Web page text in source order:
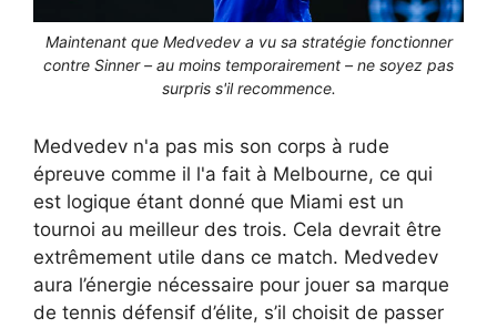
Maintenant que Medvedev a vu sa stratégie fonctionner
contre Sinner – au moins temporairement – ​​ne soyez pas
surpris s'il recommence.
Medvedev n'a pas mis son corps à rude
épreuve comme il l'a fait à Melbourne, ce qui
est logique étant donné que Miami est un
tournoi au meilleur des trois. Cela devrait être
extrêmement utile dans ce match. Medvedev
aura l’énergie nécessaire pour jouer sa marque
de tennis défensif d’élite, s’il choisit de passer